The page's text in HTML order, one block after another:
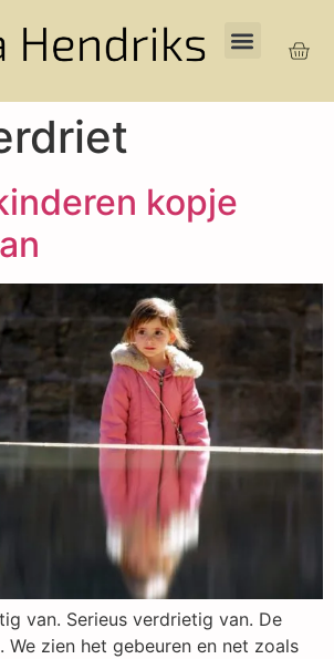
kopje
van. Serieus verdrietig van. De
We zien het gebeuren en net zoals